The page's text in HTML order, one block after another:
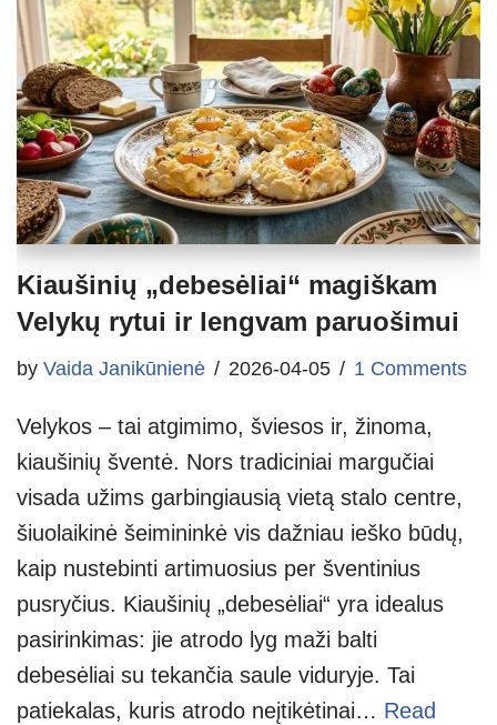
Kiaušinių „debesėliai“ magiškam
Velykų rytui ir lengvam paruošimui
by Vaida Janikūnienė 2026-04-05 1 Comments
Velykos – tai atgimimo, šviesos ir, žinoma,
kiaušinių šventė. Nors tradiciniai margučiai
visada užims garbingiausią vietą stalo centre,
šiuolaikinė šeimininkė vis dažniau ieško būdų,
kaip nustebinti artimuosius per šventinius
pusryčius. Kiaušinių „debesėliai“ yra idealus
pasirinkimas: jie atrodo lyg maži balti
debesėliai su tekančia saule viduryje. Tai
patiekalas, kuris atrodo neįtikėtinai… Read